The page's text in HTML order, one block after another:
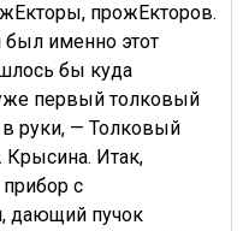
прожЕкторов.
был именно этот
бы куда
первый толковый
руки, — Толковый
Крысина. Итак,
с
дающий пучок